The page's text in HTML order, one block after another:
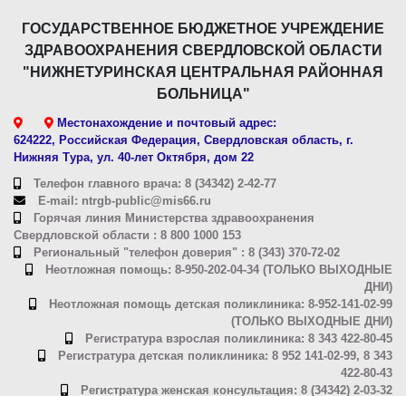
ГОСУДАРСТВЕННОЕ БЮДЖЕТНОЕ УЧРЕЖДЕНИЕ
ЗДРАВООХРАНЕНИЯ СВЕРДЛОВСКОЙ ОБЛАСТИ
"НИЖНЕТУРИНСКАЯ ЦЕНТРАЛЬНАЯ РАЙОННАЯ
БОЛЬНИЦА"
Местонахождение и почтовый адрес:
624222, Российская Федерация, Свердловская область, г.
Нижняя Тура, ул. 40-лет Октября, дом 22
Телефон главного врача: 8 (34342) 2-42-77
E-mail: ntrgb-public@mis66.ru
Горячая линия Министерства здравоохранения
Свердловской области : 8 800 1000 153
Региональный "телефон доверия" : 8 (343) 370-72-02
Неотложная помощь: 8-950-202-04-34 (ТОЛЬКО ВЫХОДНЫЕ
ДНИ)
Неотложная помощь детская поликлиника: 8-952-141-02-99
(ТОЛЬКО ВЫХОДНЫЕ ДНИ)
Регистратура взрослая поликлиника: 8 343 422-80-45
Регистратура детская поликлиника: 8 952 141-02-99, 8 343
422-80-43
Регистратура женская консультация: 8 (34342) 2-03-32